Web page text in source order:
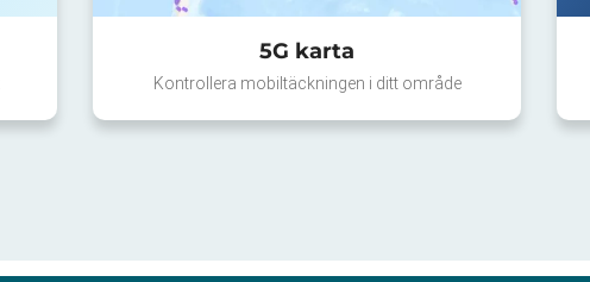
5G karta
Kontrollera mobiltäckningen i ditt område